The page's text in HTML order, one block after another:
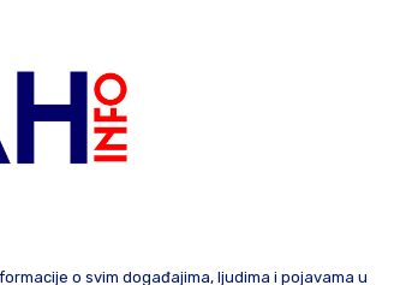
o svim događajima, ljudima i pojavama u